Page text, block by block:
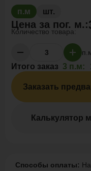
п.м шт.
Цена за пог. м.:
Количество товара:
Итого заказ 3 п.м:
Заказать
Калькулятор
Способы оплаты: